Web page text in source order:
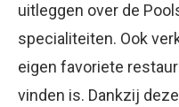
uitleggen over de
specialiteiten. Ook
eigen favoriete
vinden is. Dankzij